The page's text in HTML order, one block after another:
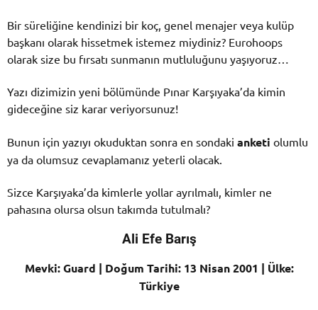
Bir süreliğine kendinizi bir koç, genel menajer veya kulüp
başkanı olarak hissetmek istemez miydiniz? Eurohoops
olarak size bu fırsatı sunmanın mutluluğunu yaşıyoruz…
Yazı dizimizin yeni bölümünde Pınar Karşıyaka’da kimin
gideceğine siz karar veriyorsunuz!
Bunun için yazıyı okuduktan sonra en sondaki anketi olumlu
ya da olumsuz cevaplamanız yeterli olacak.
Sizce Karşıyaka’da kimlerle yollar ayrılmalı, kimler ne
pahasına olursa olsun takımda tutulmalı?
Ali Efe Barış
Mevki: Guard | Doğum Tarihi: 13 Nisan 2001 | Ülke:
Türkiye